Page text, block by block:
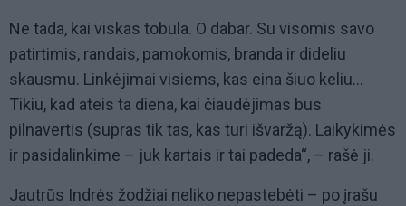
Ne tada, kai viskas tobula. O dabar. Su visomis savo
patirtimis, randais, pamokomis, branda ir dideliu
skausmu. Linkėjimai visiems, kas eina šiuo keliu...
Tikiu, kad ateis ta diena, kai čiaudėjimas bus
pilnavertis (supras tik tas, kas turi išvaržą). Laikykimės
ir pasidalinkime – juk kartais ir tai padeda“, – rašė ji.
Jautrūs Indrės žodžiai neliko nepastebėti – po įrašu